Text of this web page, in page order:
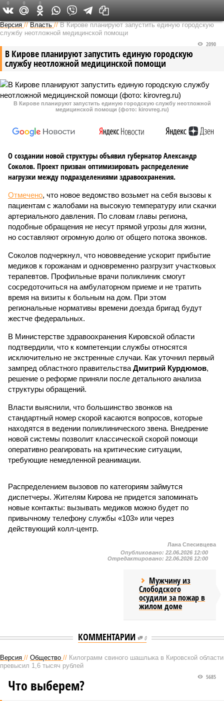
Версия в Кирове
Версия //Власть //В Кирове планируют запустить единую городскую
службу неотложной медицинской помощи
В Кирове планируют запустить единую городскую
службу неотложной медицинской помощи
2090
В Кирове планируют запустить единую городскую службу неотложной
медицинской помощи (фото: kirovreg.ru)
О создании новой структуры объявил губернатор Александр
Соколов. Проект призван оптимизировать распределение
нагрузки между подразделениями здравоохранения.
Отмечено, что новое ведомство возьмет на себя вызовы к
пациентам с жалобами на высокую температуру или скачки
артериального давления. По словам главы региона,
подобные обращения не несут прямой угрозы для жизни,
но составляют огромную долю от общего потока звонков.
Соколов подчеркнул, что нововведение ускорит прибытие
медиков к горожанам и одновременно разгрузит участковых
терапевтов. Профильные врачи поликлиник смогут
сосредоточиться на амбулаторном приеме и не тратить
время на визиты к больным на дом. При этом
региональные нормативы времени доезда бригад будут
жестче федеральных.
В Министерстве здравоохранения Кировской области
подтвердили, что к компетенции службы относятся
исключительно не экстренные случаи. Как уточнил первый
зампред областного правительства Дмитрий Курдюмов,
решение о реформе приняли после детального анализа
структуры обращений.
Власти выяснили, что большинство звонков на
стандартный номер скорой касаются вопросов, которые
находятся в ведении поликлинического звена. Внедрение
новой системы позволит классической скорой помощи
оперативно реагировать на критические ситуации,
требующие немедленной реанимации.
Распределением вызовов по категориям займутся
диспетчеры. Жителям Кирова не придется запоминать
новые контакты: вызывать медиков можно будет по
привычному телефону службы «103» или через
действующий колл-центр.
0 0 0
Лана Спесивцева
Опубликовано: 22.06.2026 12:00
Отредактировано: 22.06.2026 12:00
Мужчину из
Слободского
осудили за пожар в
жилом доме
КОММЕНТАРИИ 0
Версия // Общество // Килограмм свиного шашлыка в Кировской области
превысил 1,6 тысяч рублей
5685
Что выберем?